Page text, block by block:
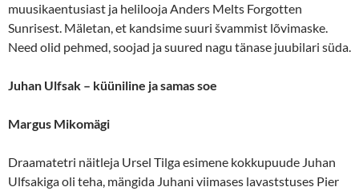
muusikaentusiast ja helilooja Anders Melts Forgotten
Sunrisest. Mäletan, et kandsime suuri švammist lõvimaske.
Need olid pehmed, soojad ja suured nagu tänase juubilari süda.
Juhan Ulfsak – küüniline ja samas soe
Margus Mikomägi
Draamatetri näitleja Ursel Tilga esimene kokkupuude Juhan
Ulfsakiga oli teha, mängida Juhani viimases lavaststuses Pier